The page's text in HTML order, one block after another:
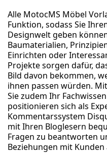
Alle MotocMS Möbel
Funktion, sodass Sie
Designwelt geben
Baumaterialien,
Einrichten oder
Projekte sorgen dafür,
Bild davon bekommen,
ihnen passen würden.
Sie zudem Ihr
positionieren sich als
Kommentarssystem
mit Ihren Bloglesern
Fragen zu beantworten
Beziehungen mit